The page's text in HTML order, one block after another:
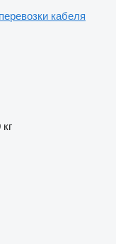
кабеля